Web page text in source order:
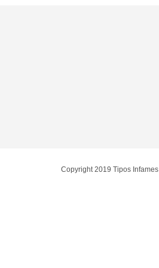
Copyright 2019 Tipos Infames